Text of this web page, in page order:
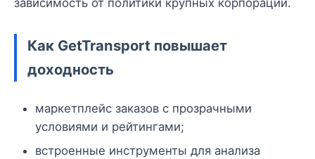
зависимость от политики крупных корпораций.
Как GetTransport повышает
доходность
маркетплейс заказов с прозрачными
условиями и рейтингами;
встроенные инструменты для анализа